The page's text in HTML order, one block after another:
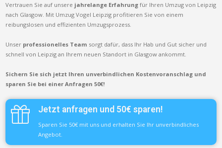
Vertrauen Sie auf unsere jahrelange Erfahrung für Ihren Umzug von Leipzig
nach Glasgow. Mit Umzug Vogel Leipzig profitieren Sie von einem
reibungslosen und effizienten Umzugsprozess.
Unser professionelles Team sorgt dafür, dass Ihr Hab und Gut sicher und
schnell von Leipzig an Ihrem neuen Standort in Glasgow ankommt.
Sichern Sie sich jetzt Ihren unverbindlichen Kostenvoranschlag und
sparen Sie bei einer Anfragen 50€!
Jetzt anfragen und 50€ sparen!
Sparen Sie 50€ mit uns und erhalten Sie Ihr unverbindliches
Angebot.